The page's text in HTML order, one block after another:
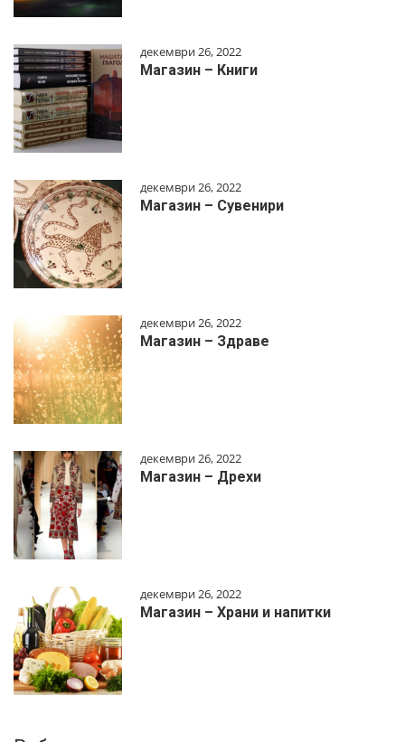
декември 26, 2022
Магазин – Книги
декември 26, 2022
Магазин – Сувенири
декември 26, 2022
Магазин – Здраве
декември 26, 2022
Магазин – Дрехи
декември 26, 2022
Магазин – Храни и напитки